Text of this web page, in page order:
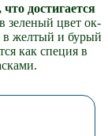
достигается
в зеленый цвет ок­
в желтый и бу­рый
как специя в